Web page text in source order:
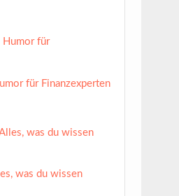
für Finanzexperten
was du wissen